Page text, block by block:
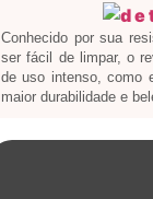
Conhecido por sua
ser fácil de limpar, o
de uso intenso, como
maior durabilidade e